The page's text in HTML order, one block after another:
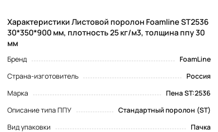
Характеристики Листовой поролон Foamline ST2536
30*350*900 мм, плотность 25 кг/м3, толщина ппу 30
мм
Бренд
FoamLine
Страна-изготовитель
Россия
Марка
Пена ST:2536
Описание типа ППУ
Стандартный поролон (ST)
Вид упаковки
Пачка